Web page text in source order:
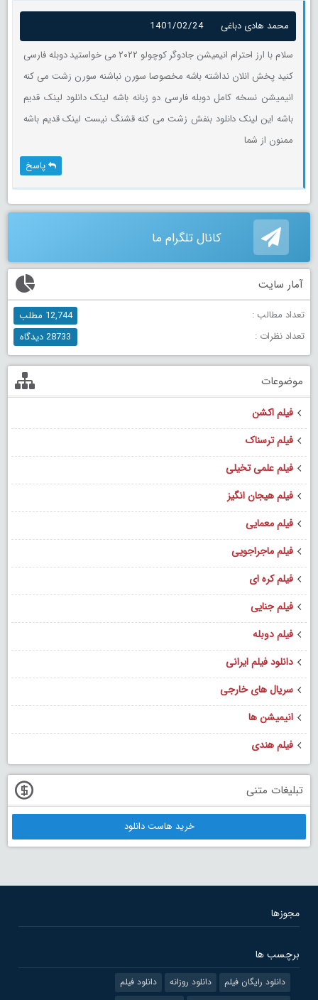
محمد هادی دباغی
1401/02/24
سلام با ارز احترام انیمیشن جادوگر کوچولو ۲۰۲۲ می خواستید دوبله فارسی
کنید پخش انلان نداشته باشه مخصوصا سورن نباشنه سورن زشت می کنه
انیمیشن نسخه کامل دوبله فارسی دو زبانه باشه لینک دانلود لینک قدیم
باشه این لینک دانلود بنفش زشت می کنه قشنگ نیست لینک قدیم باشه
ممنون از شما
پاسخ
کانال تلگرام ما
آمار سایت
تعداد مطالب :
12,744 مطلب
تعداد نظرات :
28733 دیدگاه
موضوعات
فیلم اکشن
فیلم ترسناک
فیلم علمی تخیلی
فیلم هیجان انگیز
فیلم معمایی
فیلم ماجراجویی
فیلم کره ای
فیلم جنایی
فیلم دوبله
دانلود فیلم ایرانی
سریال های خارجی
انیمیشن ها
فیلم هندی
تبلیغات متنی
خرید هاست دانلود
مجوزها
برچسب ها
دانلود رایگان فیلم دانلود روزانه
دانلود فیلم